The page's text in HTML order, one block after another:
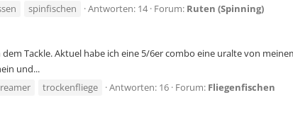
spinfischen Antworten: 14 Forum: Ruten (Spinning)
Tackle. Aktuel habe ich eine 5/6er combo eine uralte von
und...
trockenfliege Antworten: 16 Forum: Fliegenfischen